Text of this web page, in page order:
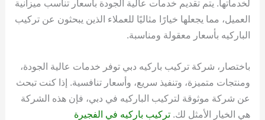
لخدماتها. يتم تقديم خدمات عالية الجودة بأسعار تناسب ميزانية
العميل، مما يجعلها خيارًا مثاليًا للعملاء الذين يبحثون عن تركيب
الباركيه بأسعار معقولة ومناسبة.
باختصار، شركة تركيب باركيه دبي توفر خدمات عالية الجودة،
ومنتجات متميزة، وتنفيذ سريع، وأسعار تنافسية. إذا كنت تبحث
عن شركة موثوقة لتركيب الباركيه في دبي، فإن هذه الشركة
هي الخيار الأمثل لك. تركيب باركيه في الفجيرة